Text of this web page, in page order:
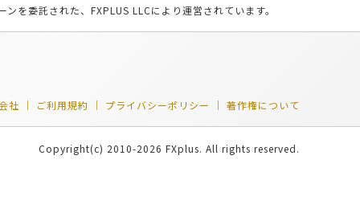
を委託された、FXPLUS LLCにより運営されています。
社 ご利用規約 プライバシーポリシー 著作権について
Copyright(c) 2010-2026 FXplus. All rights reserved.